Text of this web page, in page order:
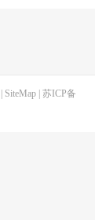
SiteMap| 苏ICP备